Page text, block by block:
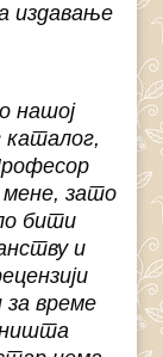
издавање
нашој
каталог,
зато
бити
и
за време
ништа